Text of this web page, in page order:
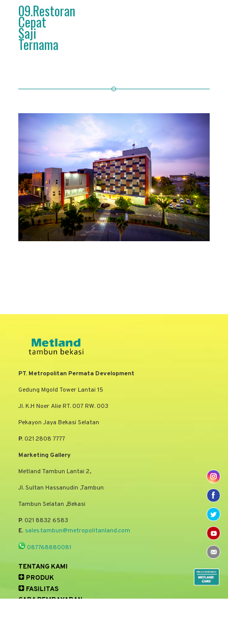
09.Restoran
Cepat
Saji
Ternama
PT. Metropolitan Permata Development
Gedung Mgold Tower Lantai 15
Jl. K.H Noer Alie RT. 007 RW. 003
Pekayon Jaya Bekasi Selatan
P.021 2808 7777
Marketing Gallery
Metland Tambun Lantai 2,
Jl. Sultan Hassanudin ,Tambun
Tambun Selatan ,Bekasi
P.021 8832 6583
E. sales.tambun@metropolitanland.com
087768880081
TENTANG KAMI
PRODUK
FASILITAS
CARA PEMBAYARAN